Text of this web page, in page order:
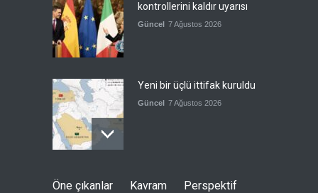
kontrollerini kaldır uyarısı
Güncel 7 Ağustos 2026
Yeni bir üçlü ittifak kuruldu
Güncel 7 Ağustos 2026
Fransa'nın sosyal medyaya
Öne çıkanlar Kavram Perspektif